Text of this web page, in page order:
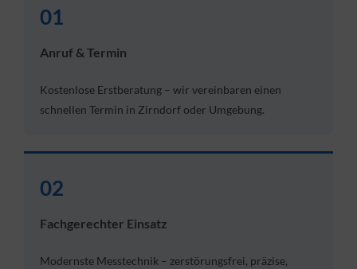
01
Anruf & Termin
Kostenlose Erstberatung – wir vereinbaren einen
schnellen Termin in Zirndorf oder Umgebung.
02
Fachgerechter Einsatz
Modernste Messtechnik – zerstörungsfrei, präzise,